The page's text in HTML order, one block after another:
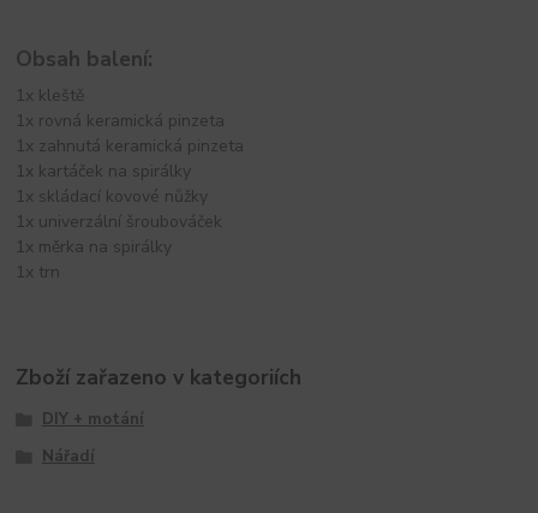
Obsah balení:
1x kleště
1x rovná keramická pinzeta
1x zahnutá keramická pinzeta
1x kartáček na spirálky
1x skládací kovové nůžky
1x univerzální šroubováček
1x měrka na spirálky
1x trn
Zboží zařazeno v kategoriích
DIY + motání
Nářadí